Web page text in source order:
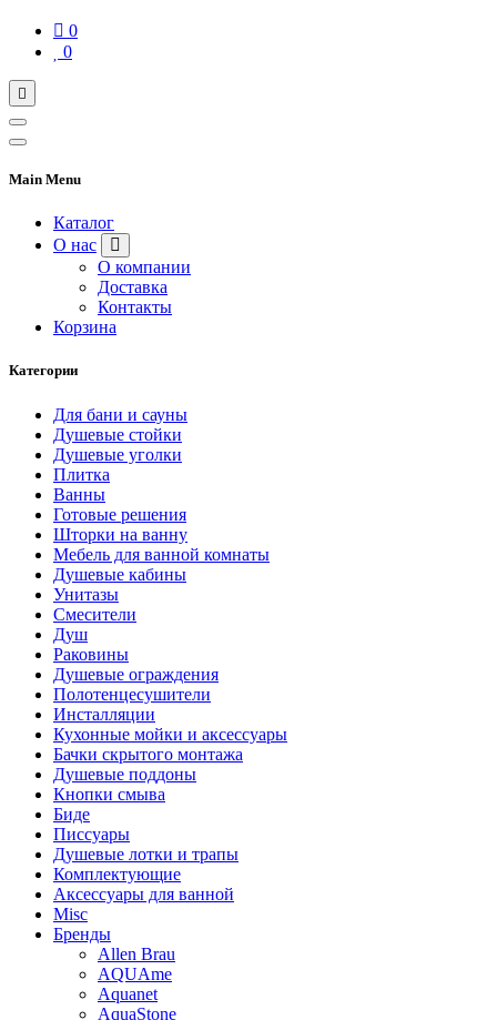
0
0
Main Menu
Каталог
О нас
О компании
Доставка
Контакты
Корзина
Категории
Для бани и сауны
Душевые стойки
Душевые уголки
Плитка
Ванны
Готовые решения
Шторки на ванну
Мебель для ванной комнаты
Душевые кабины
Унитазы
Смесители
Душ
Раковины
Душевые ограждения
Полотенцесушители
Инсталляции
Кухонные мойки и аксессуары
Бачки скрытого монтажа
Душевые поддоны
Кнопки смыва
Биде
Писсуары
Душевые лотки и трапы
Комплектующие
Аксессуары для ванной
Misc
Бренды
Allen Brau
AQUAme
Aquanet
AquaStone